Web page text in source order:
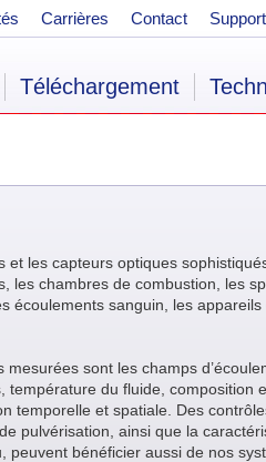
et les capteurs optiques
les chambres de combustion, les
écoulements sanguin, les
mesurées sont les champs
température du fluide,
temporelle et spatiale. Des
pulvérisation, ainsi que la
peuvent bénéficier aussi de nos
Carrières Contact Support
Téléchargement